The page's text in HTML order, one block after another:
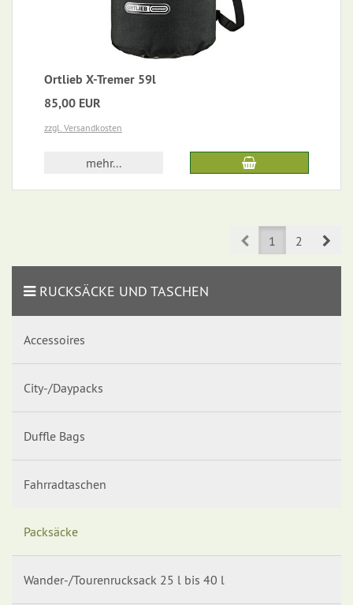
Ortlieb X-Tremer 59l
85,00 EUR
zzgl. Versandkosten
mehr...
Prev1 2
RUCKSÄCKE UND TASCHEN
Accessoires
City-/Daypacks
Duffle Bags
Fahrradtaschen
Packsäcke
Wander-/Tourenrucksack 25 l bis 40 l